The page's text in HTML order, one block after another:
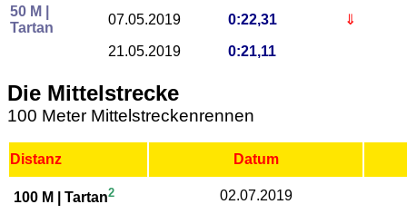
50 M |
Tartan
07.05.2019 0:22,31 ⇓
21.05.2019 0:21,11
Die Mittelstrecke
100 Meter Mittelstreckenrennen
Distanz Datum
100 M | Tartan2 02.07.2019